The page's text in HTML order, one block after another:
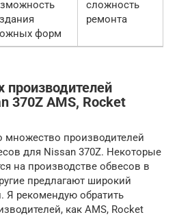
форм
сложность
ремонта
производителей
370Z AMS, Rocket
множество производителей
для Nissan 370Z. Некоторые
на производстве обвесов в
предлагают широкий
Я рекомендую обратить
как AMS, Rocket